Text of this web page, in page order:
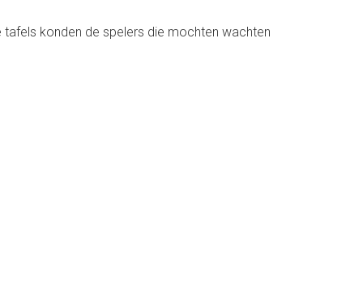
konden de spelers die mochten wachten